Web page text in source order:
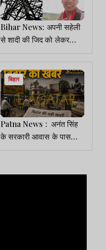
Bihar News: अपनी सहेली
से शादी की जिद को लेकर
हाईटेंशन टावर पर चढ़ी युवती,
खूब काटा बवाल
बिहार
Patna News : अनंत सिंह
के सरकारी आवास के पास
युवक का शव बरामद, मचा